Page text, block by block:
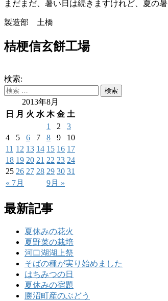
まだまだ、暑い日は続きますけれど、夏の
製造部 土橋
桔梗信玄餅工場
検索:
2013年8月
日
月 火 水 木 金 土
« 7月 9月 »
1 2
3
4
5 6 7 8 9
10
11 12 13 14 15 16 17
18 19 20 21 22 23 24
25 26 27 28 29 30 31
最新記事
夏休みの花火
夏野菜の栽培
河口湖湖上祭
そばの種が実り始めました
はちみつの日
夏休みの宿題
勝沼町産のぶどう